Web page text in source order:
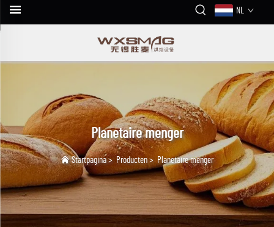
NL
Planetaire menger
Startpagina> Producten> Planetaire menger